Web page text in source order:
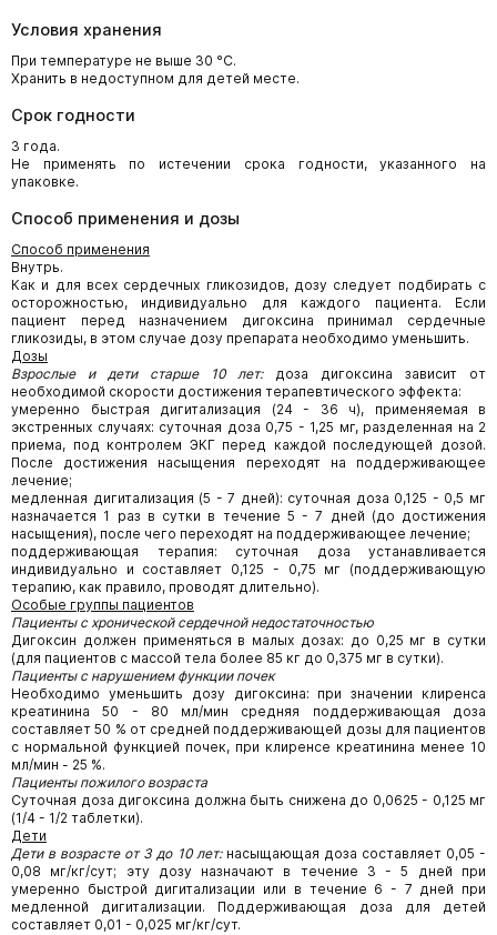
Условия хранения
При температуре не выше 30 °С.
Хранить в недоступном для детей месте.
Срок годности
3 года.
Не применять по истечении срока годности, указанного на
упаковке.
Способ применения и дозы
Способ применения
Внутрь.
Как и для всех сердечных гликозидов, дозу следует подбирать с
осторожностью, индивидуально для каждого пациента. Если
пациент перед назначением дигоксина принимал сердечные
гликозиды, в этом случае дозу препарата необходимо уменьшить.
Дозы
Взрослые и дети старше 10 лет:доза дигоксина зависит от
необходимой скорости достижения терапевтического эффекта:
умеренно быстрая дигитализация (24 - 36 ч), применяемая в
экстренных случаях: суточная доза 0,75 - 1,25 мг, разделенная на 2
приема, под контролем ЭКГ перед каждой последующей дозой.
После достижения насыщения переходят на поддерживающее
лечение;
медленная дигитализация (5 - 7 дней): суточная доза 0,125 - 0,5 мг
назначается 1 раз в сутки в течение 5 - 7 дней (до достижения
насыщения), после чего переходят на поддерживающее лечение;
поддерживающая терапия: суточная доза устанавливается
индивидуально и составляет 0,125 - 0,75 мг (поддерживающую
терапию, как правило, проводят длительно).
Особые группы пациентов
Пациенты с хронической сердечной недостаточностью
Дигоксин должен применяться в малых дозах: до 0,25 мг в сутки
(для пациентов с массой тела более 85 кг до 0,375 мг в сутки).
Пациенты с нарушением функции почек
Необходимо уменьшить дозу дигоксина: при значении клиренса
креатинина 50 - 80 мл/мин средняя поддерживающая доза
составляет 50 % от средней поддерживающей дозы для пациентов
с нормальной функцией почек, при клиренсе креатинина менее 10
мл/мин - 25 %.
Пациенты пожилого возраста
Суточная доза дигоксина должна быть снижена до 0,0625 - 0,125 мг
(1/4 - 1/2 таблетки).
Дети
Дети в возрасте от 3 до 10 лет:насыщающая доза составляет 0,05 -
0,08 мг/кг/сут; эту дозу назначают в течение 3 - 5 дней при
умеренно быстрой дигитализации или в течение 6 - 7 дней при
медленной дигитализации. Поддерживающая доза для детей
составляет 0,01 - 0,025 мг/кг/сут.